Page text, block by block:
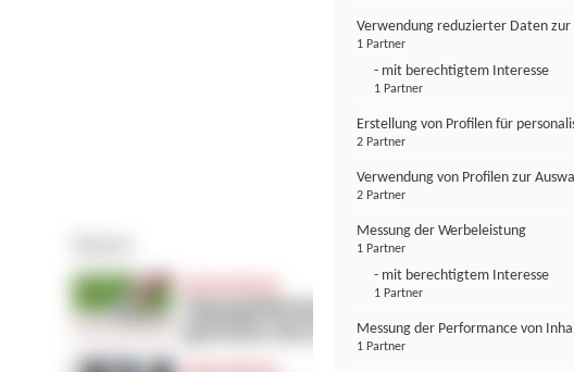
Verwendung reduzierter Daten zur
1 Partner
- mit berechtigtem Interesse
1 Partner
Erstellung von Profilen für
2 Partner
Verwendung von Profilen zur
2 Partner
Messung der Werbeleistung
1 Partner
- mit berechtigtem Interesse
1 Partner
Messung der Performance von
1 Partner